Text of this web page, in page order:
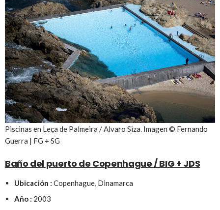
Piscinas en Leça de Palmeira / Alvaro Siza. Imagen © Fernando
Guerra | FG + SG
Baño del puerto de Copenhague / BIG + JDS
Ubicación : Copenhague, Dinamarca
Año : 2003